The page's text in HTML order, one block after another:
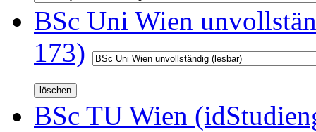
BSc Uni Wien
173)
BSc TU Wien